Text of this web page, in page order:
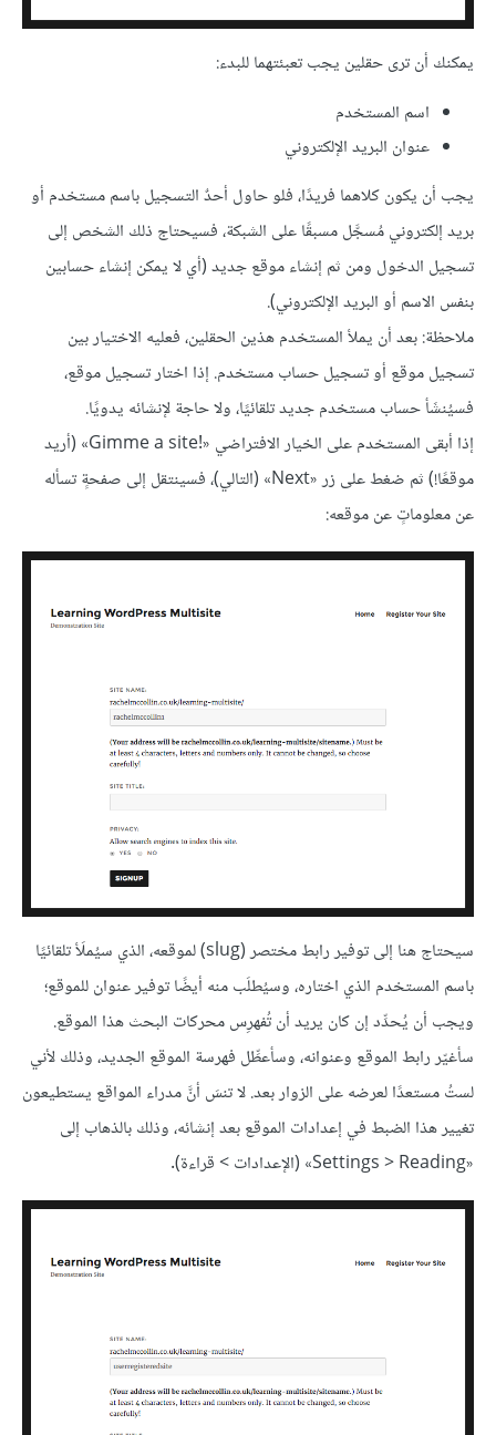
يمكنك أن ترى حقلين يجب تعبئتهما للبدء:
اسم المستخدم
عنوان البريد الإلكتروني
يجب أن يكون كلاهما فريدًا، فلو حاول أحدٌ التسجيل باسم مستخدم أو
بريد إلكتروني مُسجَّل مسبقًا على الشبكة، فسيحتاج ذلك الشخص إلى
تسجيل الدخول ومن ثم إنشاء موقع جديد (أي لا يمكن إنشاء حسابين
بنفس الاسم أو البريد الإلكتروني).
ملاحظة: بعد أن يملأ المستخدم هذين الحقلين، فعليه الاختيار بين
تسجيل موقع أو تسجيل حساب مستخدم. إذا اختار تسجيل موقع،
فسيُنشَأ حساب مستخدم جديد تلقائيًا، ولا حاجة لإنشائه يدويًا.
إذا أبقى المستخدم على الخيار الافتراضي «Gimme a site!‎» (أريد
موقعًا!) ثم ضغط على زر «Next» (التالي)، فسينتقل إلى صفحةٍ تسأله
عن معلوماتٍ عن موقعه:
سيحتاج هنا إلى توفير رابط مختصر (slug) لموقعه، الذي سيُملَأ تلقائيًا
باسم المستخدم الذي اختاره، وسيُطلَب منه أيضًا توفير عنوان للموقع؛
ويجب أن يُحدِّد إن كان يريد أن تُفهرِس محركات البحث هذا الموقع.
سأغيّر رابط الموقع وعنوانه، وسأعطِّل فهرسة الموقع الجديد، وذلك لأني
لستُ مستعدًا لعرضه على الزوار بعد. لا تنسَ أنَّ مدراء المواقع يستطيعون
تغيير هذا الضبط في إعدادات الموقع بعد إنشائه، وذلك بالذهاب إلى
«Settings > Reading» (الإعدادات > قراءة).